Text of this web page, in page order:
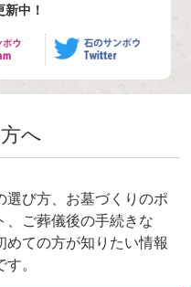
中！
へ
選び方、お墓づくりのポ
、ご葬儀後の手続きな
めての方が知りたい情報
。